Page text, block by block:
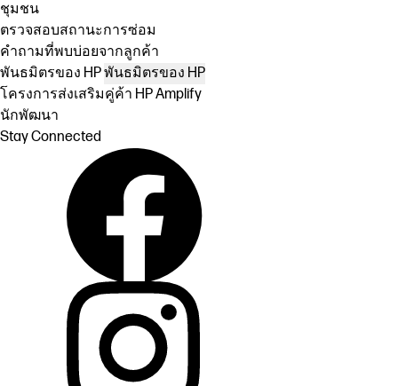
ชุมชน
ตรวจสอบสถานะการซ่อม
คำถามที่พบบ่อยจากลูกค้า
พันธมิตรของ HPพันธมิตรของ HP
โครงการส่งเสริมคู่ค้า HP Amplify
นักพัฒนา
Stay Connected